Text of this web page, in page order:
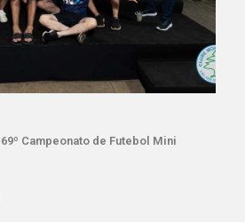
Campeonato de Futebol Mini